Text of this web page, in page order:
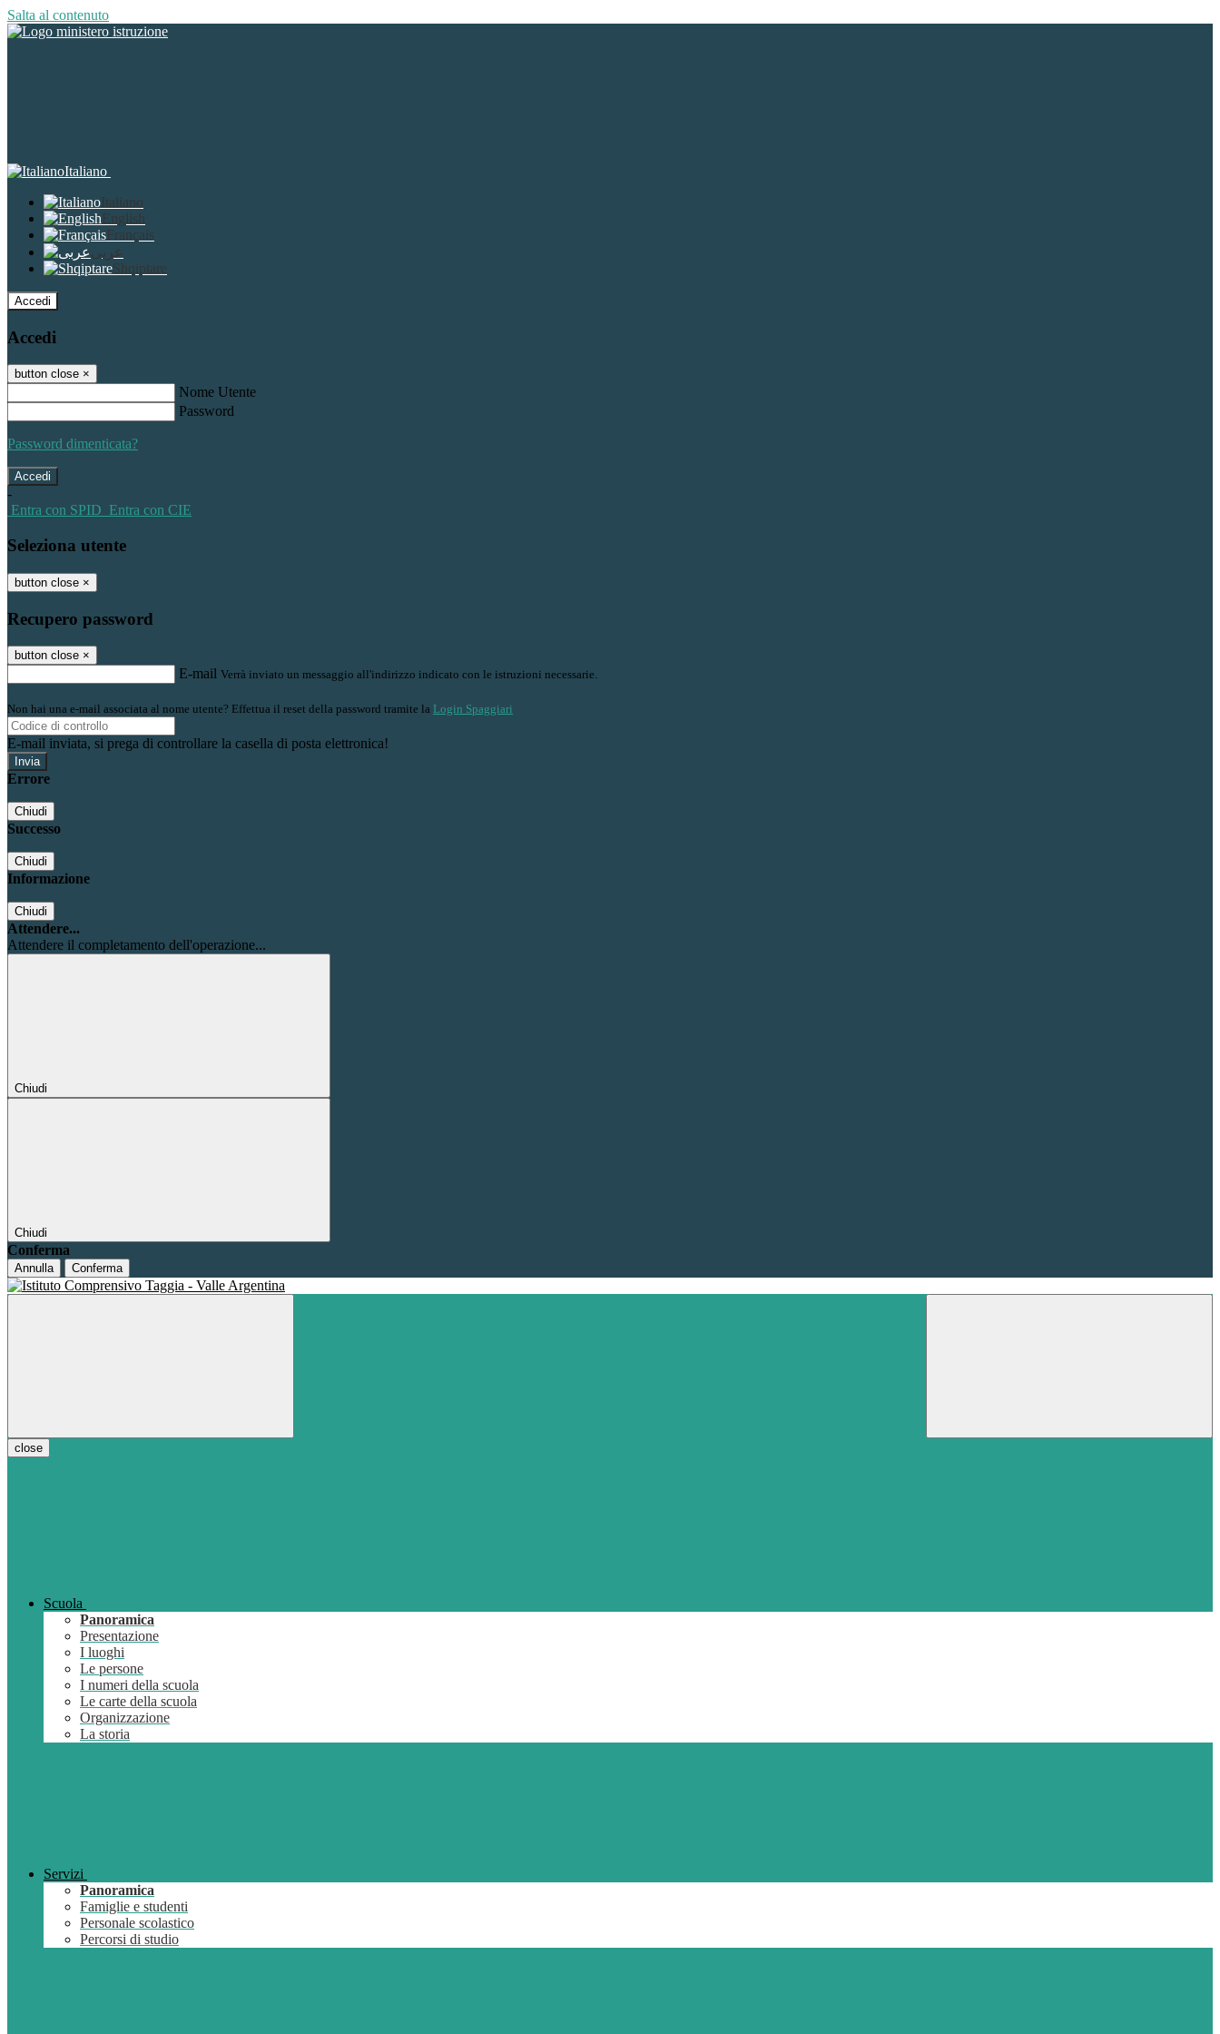
Salta al contenuto
Italiano
Italiano
English
Français
عربى
Shqiptare
Accedi
Accedi
button close ×
Nome Utente
Password
Password dimenticata?
-
Entra con SPID Entra con CIE
Seleziona utente
button close ×
Recupero password
button close ×
E-mail Verrà inviato un messaggio all'indirizzo indicato con le istruzioni necessarie.
Non hai una e-mail associata al nome utente? Effettua il reset della password tramite la Login Spaggiari
E-mail inviata, si prega di controllare la casella di posta elettronica!
Errore
Chiudi
Successo
Chiudi
Informazione
Chiudi
Attendere...
Attendere il completamento dell'operazione...
Chiudi
Chiudi
Conferma
Annulla Conferma
close
Scuola
Panoramica
Presentazione
I luoghi
Le persone
I numeri della scuola
Le carte della scuola
Organizzazione
La storia
Servizi
Panoramica
Famiglie e studenti
Personale scolastico
Percorsi di studio